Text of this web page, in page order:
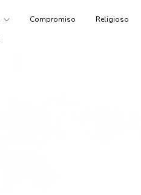
Compromiso Religioso